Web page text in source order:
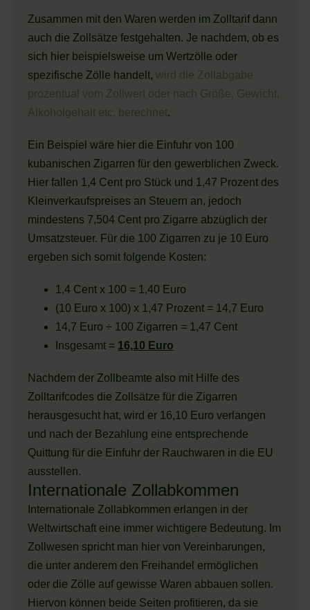
Zusammen mit den Waren werden im Zolltarif dann
auch die Zollsätze festgehalten. Je nachdem, ob es
sich hier beispielsweise um Wertzölle oder
spezifische Zölle handelt, wird die Zollabgabe
prozentual vom Zollwert oder nach Größe, Gewicht,
Alkoholgehalt etc. berechnet.
Ein Beispiel wäre hier die Einfuhr von 100
kubanischen Zigarren für den gewerblichen Zweck.
Hier fallen 1,4 Cent pro Stück und 1,47 Prozent des
Kleinverkaufspreises an Steuern an, jedoch
mindestens 7,504 Cent pro Zigarre abzüglich der
Umsatzsteuer. Für die 100 Zigarren zu je 10 Euro
ergeben sich somit folgende Kosten:
1,4 Cent x 100 = 1,40 Euro
(10 Euro x 100) x 1,47 Prozent = 14,7 Euro
14,7 Euro ÷ 100 Zigarren = 1,47 Cent
Insgesamt = 16,10 Euro
Nachdem der Zollbeamte also mit Hilfe des
Zolltarifcodes die Zollsätze für die Zigarren
herausgesucht hat, wird er 16,10 Euro verlangen
und nach der Bezahlung eine entsprechende
Quittung für die Einfuhr der Rauchwaren in die EU
ausstellen.
Internationale Zollabkommen
Internationale Zollabkommen erlangen in der
Weltwirtschaft eine immer wichtigere Bedeutung. Im
Zollwesen spricht man hier von Vereinbarungen,
die unter anderem den Freihandel ermöglichen
oder die Zölle auf gewisse Waren abbauen sollen.
Hiervon können beide Seiten profitieren, da sie